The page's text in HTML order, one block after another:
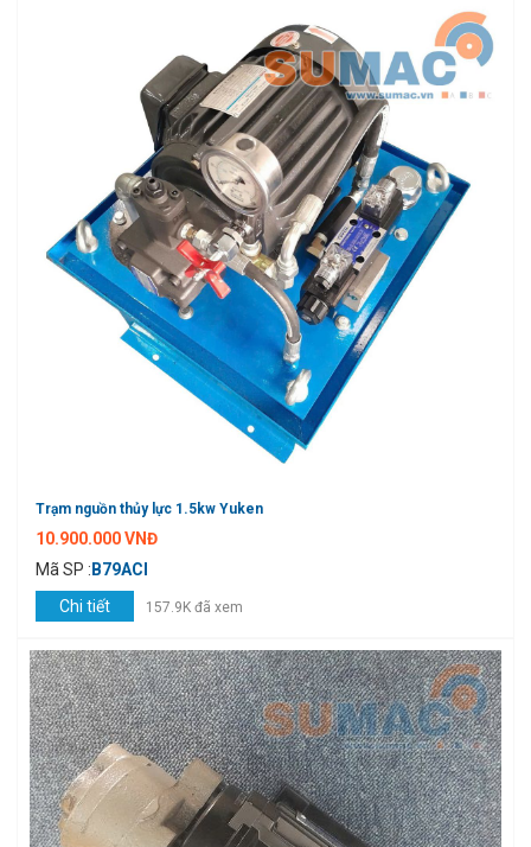
Trạm nguồn thủy lực 1.5kw Yuken
10.900.000 VNĐ
Mã SP : B79ACI
Chi tiết
157.9K đã xem